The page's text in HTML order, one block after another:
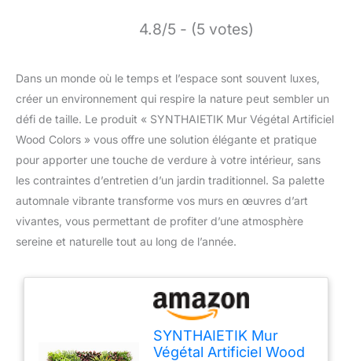
4.8/5 - (5 votes)
Dans un monde où le temps et l’espace sont souvent luxes,
créer un environnement qui respire la nature peut sembler un
défi de taille. Le produit « SYNTHAIETIK Mur Végétal Artificiel
Wood Colors » vous offre une solution élégante et pratique
pour apporter une touche de verdure à votre intérieur, sans
les contraintes d’entretien d’un jardin traditionnel. Sa palette
automnale vibrante transforme vos murs en œuvres d’art
vivantes, vous permettant de profiter d’une atmosphère
sereine et naturelle tout au long de l’année.
SYNTHAIETIK Mur
Végétal Artificiel Wood